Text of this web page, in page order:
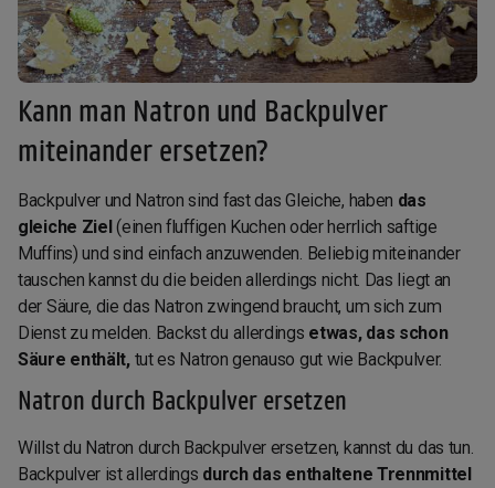
Kann man Natron und Backpulver
miteinander ersetzen?
Backpulver und Natron sind fast das Gleiche, haben das
gleiche Ziel(einen fluffigen Kuchen oder herrlich saftige
Muffins) und sind einfach anzuwenden. Beliebig miteinander
tauschen kannst du die beiden allerdings nicht. Das liegt an
der Säure, die das Natron zwingend braucht, um sich zum
Dienst zu melden. Backst du allerdings etwas, das schon
Säure enthält, tut es Natron genauso gut wie Backpulver.
Natron durch Backpulver ersetzen
Willst du Natron durch Backpulver ersetzen, kannst du das tun.
Backpulver ist allerdings durch das enthaltene Trennmittel